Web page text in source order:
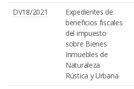
DV18/2021
Expedientes de
beneficios fiscales
del impuesto
sobre Bienes
Inmuebles de
Naturaleza
Rústica y Urbana